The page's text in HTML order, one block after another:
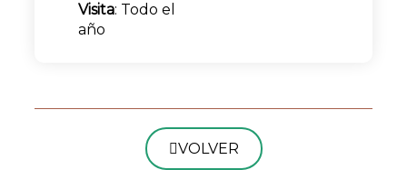
Visita: Todo el
año
VOLVER